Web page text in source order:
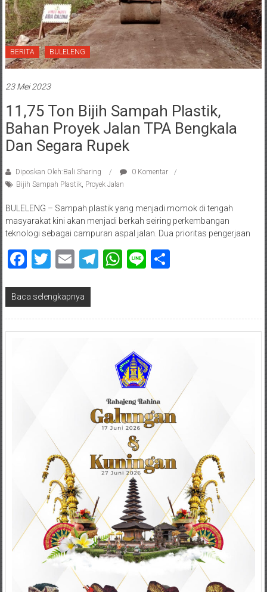
BERITA BULELENG
23 Mei 2023
11,75 Ton Bijih Sampah Plastik,
Bahan Proyek Jalan TPA Bengkala
Dan Segara Rupek
Diposkan Oleh:Bali Sharing
0 Komentar
Bijih Sampah Plastik, Proyek Jalan
BULELENG – Sampah plastik yang menjadi momok di tengah
masyarakat kini akan menjadi berkah seiring perkembangan
teknologi sebagai campuran aspal jalan. Dua prioritas pengerjaan
Facebook
Twitter
EmailTelegram
WhatsApp
LineShare
Baca selengkapnya